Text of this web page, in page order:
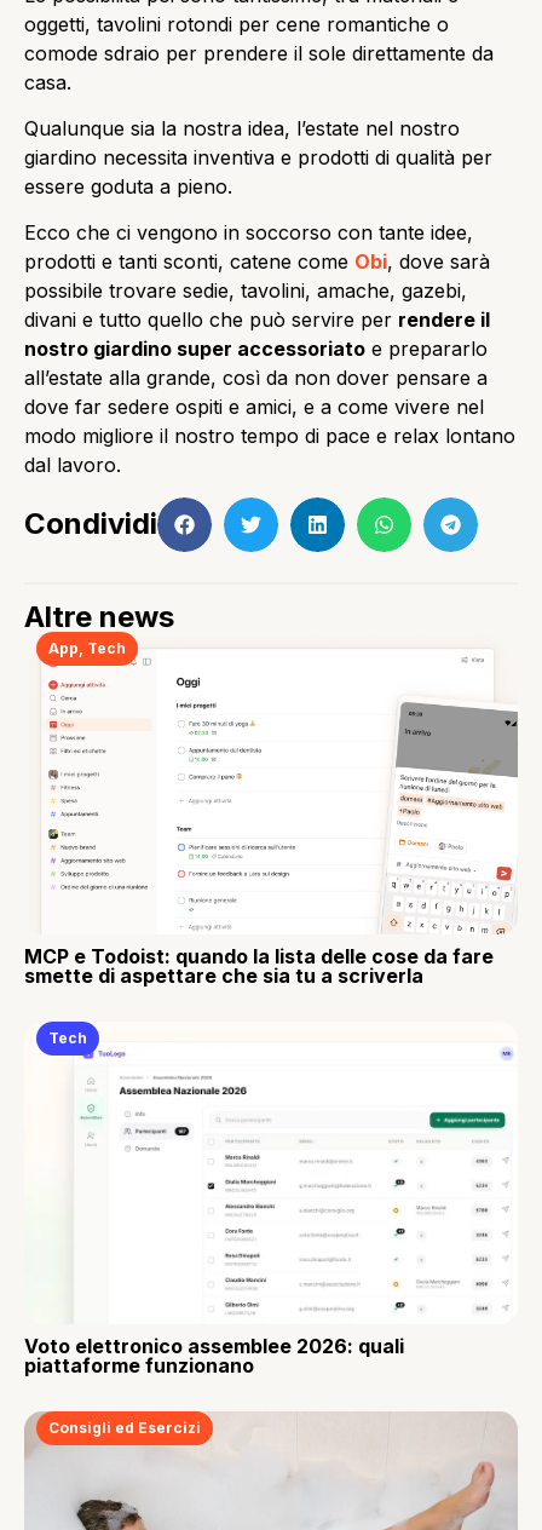
oggetti, tavolini rotondi per cene romantiche o
comode sdraio per prendere il sole direttamente da
casa.
Qualunque sia la nostra idea, l’estate nel nostro
giardino necessita inventiva e prodotti di qualità per
essere goduta a pieno.
Ecco che ci vengono in soccorso con tante idee,
prodotti e tanti sconti, catene come Obi, dove sarà
possibile trovare sedie, tavolini, amache, gazebi,
divani e tutto quello che può servire per rendere il
nostro giardino super accessoriato e prepararlo
all’estate alla grande, così da non dover pensare a
dove far sedere ospiti e amici, e a come vivere nel
modo migliore il nostro tempo di pace e relax lontano
dal lavoro.
Condividi
Altre news
App Tech
MCP e Todoist: quando la lista delle cose da fare
smette di aspettare che sia tu a scriverla
Tech
Voto elettronico assemblee 2026: quali
piattaforme funzionano
Consigli ed Esercizi